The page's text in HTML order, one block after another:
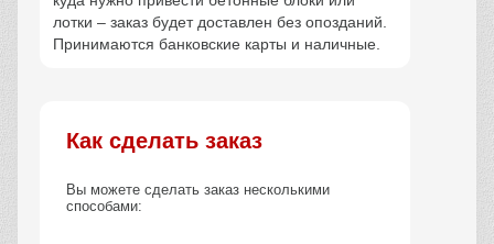
лотки – заказ будет доставлен без опозданий.
Принимаются банковские карты и наличные.
Как сделать заказ
Вы можете сделать заказ несколькими
способами: